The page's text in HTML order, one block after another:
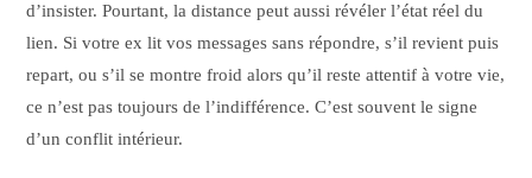
d’insister. Pourtant, la distance peut aussi révéler l’état réel du
lien. Si votre ex lit vos messages sans répondre, s’il revient puis
repart, ou s’il se montre froid alors qu’il reste attentif à votre vie,
ce n’est pas toujours de l’indifférence. C’est souvent le signe
d’un conflit intérieur.